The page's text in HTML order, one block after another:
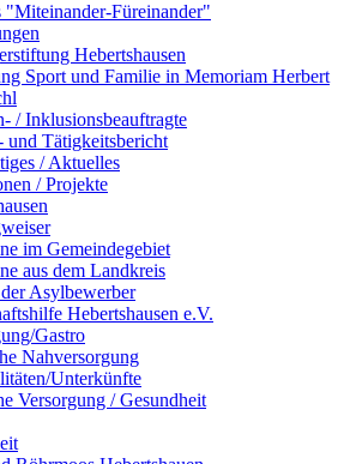
"Miteinander-Füreinander"
Hebertshausen
Sport und Familie in Memoriam Herbert
/ Inklusionsbeauftragte
und Tätigkeitsbericht
/ Aktuelles
/ Projekte
im Gemeindegebiet
aus dem Landkreis
Asylbewerber
Hebertshausen e.V.
Gastro
Nahversorgung
Unterkünfte
Versorgung / Gesundheit